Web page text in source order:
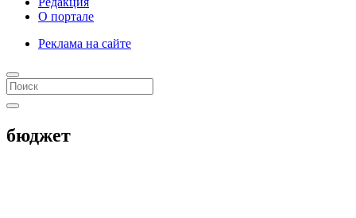
О портале
Реклама на сайте
бюджет